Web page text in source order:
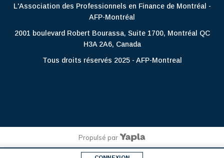
L'Association des Professionnels en Finance de Montréal -
AFP-Montréal
2001 boulevard Robert Bourassa, Suite 1700, Montréal QC
H3A 2A6, Canada
Tous droits réservés 2025 - AFP-Montreal
Propulsé par